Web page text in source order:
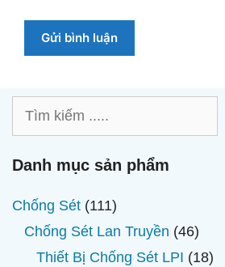
Tìm
Danh mục sản phẩm
Chống Sét 111111
sản
phẩm
Chống Sét Lan Truyền 4646
sản
Thiết Bị Chống Sét LPI 1818